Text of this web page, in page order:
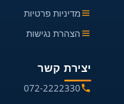
מדיניות פרטיות
הצהרת נגישות
יצירת קשר
072-2222330